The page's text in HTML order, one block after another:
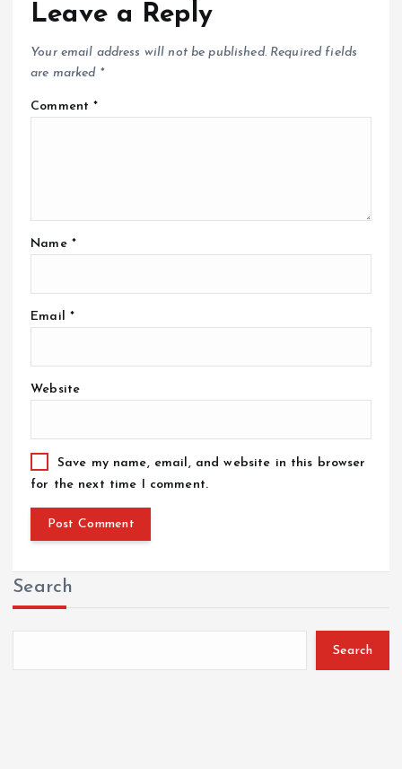
Leave a Reply
Your email address will not be published. Required fields
are marked *
Comment*
Name *
Email *
Website
Save my name, email, and website in this browser
for the next time I comment.
Search
Search